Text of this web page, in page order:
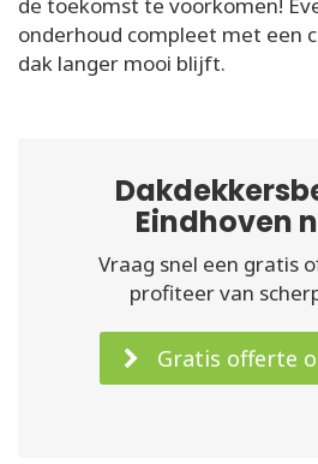
onderhoud compleet met een
dak langer mooi blijft.
Eindhoven
Vraag snel een gratis
profiteer van
Gratis offerte